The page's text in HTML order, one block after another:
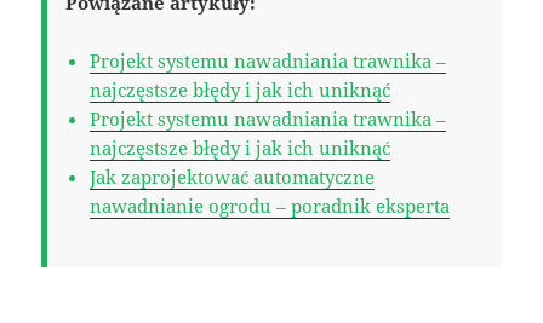
Projekt systemu nawadniania trawnika –
najczęstsze błędy i jak ich uniknąć
Projekt systemu nawadniania trawnika –
najczęstsze błędy i jak ich uniknąć
Jak zaprojektować automatyczne
nawadnianie ogrodu – poradnik eksperta